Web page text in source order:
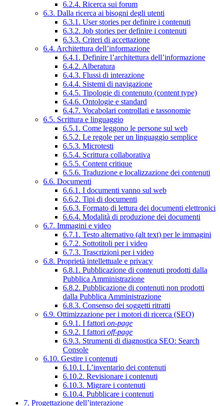
6.2.4. Ricerca sui forum
6.3. Dalla ricerca ai bisogni degli utenti
6.3.1. User stories per definire i contenuti
6.3.2. Job stories per definire i contenuti
6.3.3. Criteri di accettazione
6.4. Architettura dell’informazione
6.4.1. Definire l’architettura dell’informazione
6.4.2. Alberatura
6.4.3. Flussi di interazione
6.4.4. Sistemi di navigazione
6.4.5. Tipologie di contenuto (content type)
6.4.6. Ontologie e standard
6.4.7. Vocabolari controllati e tassonomie
6.5. Scrittura e linguaggio
6.5.1. Come leggono le persone sul web
6.5.2. Le regole per un linguaggio semplice
6.5.3. Microtesti
6.5.4. Scrittura collaborativa
6.5.5. Content critique
6.5.6. Traduzione e localizzazione dei contenuti
6.6. Documenti
6.6.1. I documenti vanno sul web
6.6.2. Tipi di documenti
6.6.3. Formato di lettura dei documenti elettronici
6.6.4. Modalità di produzione dei documenti
6.7. Immagini e video
6.7.1. Testo alternativo (alt text) per le immagini
6.7.2. Sottotitoli per i video
6.7.3. Trascrizioni per i video
6.8. Proprietà intellettuale e privacy
6.8.1. Pubblicazione di contenuti prodotti dalla
Pubblica Amministrazione
6.8.2. Pubblicazione di contenuti non prodotti
dalla Pubblica Amministrazione
6.8.3. Consenso dei soggetti ritratti
6.9. Ottimizzazione per i motori di ricerca (SEO)
6.9.1. I fattori on-page
6.9.2. I fattori off-page
6.9.3. Strumenti di diagnostica SEO: Search
Console
6.10. Gestire i contenuti
6.10.1. L’inventario dei contenuti
6.10.2. Revisionare i contenuti
6.10.3. Migrare i contenuti
6.10.4. Pubblicare i contenuti
7. Progettazione dell’interazione